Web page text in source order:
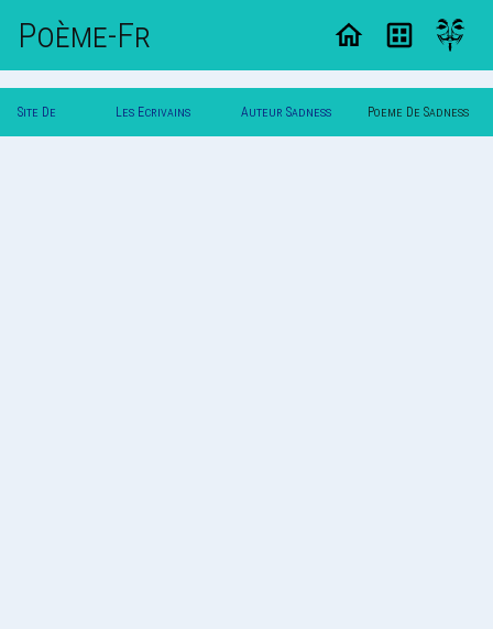
Poème-Fr
Site De Les Ecrivains Auteur Sadness Poeme De Sadness